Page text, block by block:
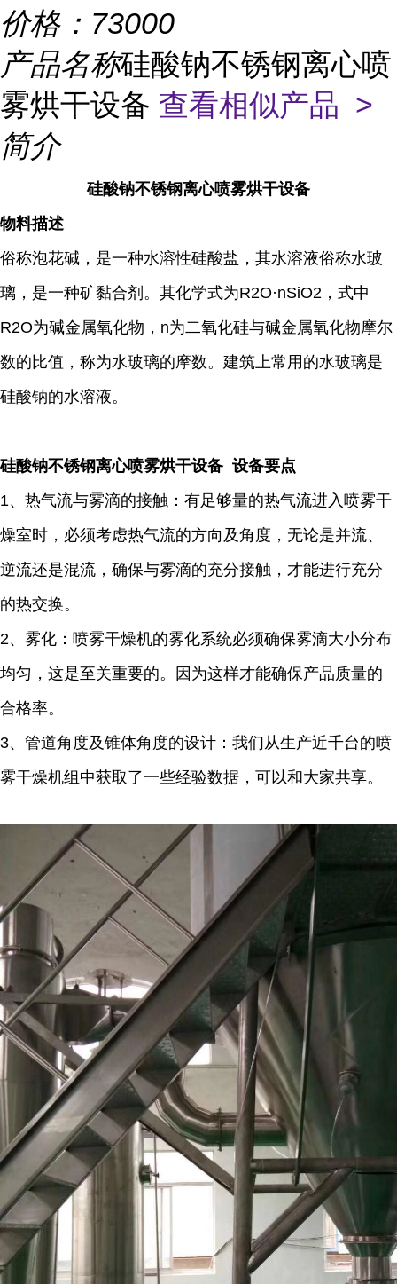
价格： 73000
产品名称硅酸钠不锈钢离心喷
雾烘干设备 查看相似产品 >
简介
硅酸钠不锈钢离心喷雾烘干设备
物料描述
俗称泡花碱，是一种水溶性硅酸盐，其水溶液俗称水玻
璃，是一种矿黏合剂。其化学式为R2O·nSiO2，式中
R2O为碱金属氧化物，n为二氧化硅与碱金属氧化物摩尔
数的比值，称为水玻璃的摩数。建筑上常用的水玻璃是
硅酸钠的水溶液。
硅酸钠不锈钢离心喷雾烘干设备 设备要点
1、热气流与雾滴的接触：有足够量的热气流进入喷雾干
燥室时，必须考虑热气流的方向及角度，无论是并流、
逆流还是混流，确保与雾滴的充分接触，才能进行充分
的热交换。
2、雾化：喷雾干燥机的雾化系统必须确保雾滴大小分布
均匀，这是至关重要的。因为这样才能确保产品质量的
合格率。
3、管道角度及锥体角度的设计：我们从生产近千台的喷
雾干燥机组中获取了一些经验数据，可以和大家共享。